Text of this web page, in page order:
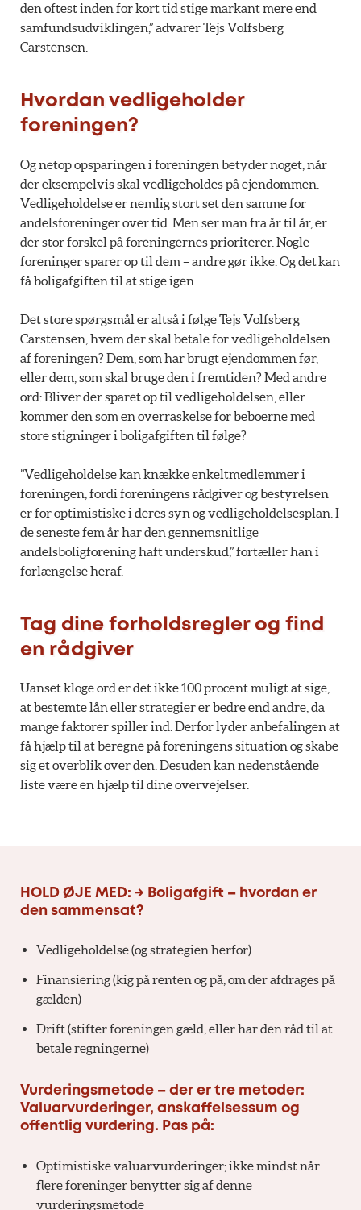
den oftest inden for kort tid stige markant mere end
samfundsudviklingen,” advarer Tejs Volfsberg
Carstensen.
Hvordan vedligeholder
foreningen?
Og netop opsparingen i foreningen betyder noget, når
der eksempelvis skal vedligeholdes på ejendommen.
Vedligeholdelse er nemlig stort set den samme for
andelsforeninger over tid. Men ser man fra år til år, er
der stor forskel på foreningernes prioriterer. Nogle
foreninger sparer op til dem – andre gør ikke. Og det kan
få boligafgiften til at stige igen.
Det store spørgsmål er altså i følge Tejs Volfsberg
Carstensen, hvem der skal betale for vedligeholdelsen
af foreningen? Dem, som har brugt ejendommen før,
eller dem, som skal bruge den i fremtiden? Med andre
ord: Bliver der sparet op til vedligeholdelsen, eller
kommer den som en overraskelse for beboerne med
store stigninger i boligafgiften til følge?
”Vedligeholdelse kan knække enkeltmedlemmer i
foreningen, fordi foreningens rådgiver og bestyrelsen
er for optimistiske i deres syn og vedligeholdelsesplan. I
de seneste fem år har den gennemsnitlige
andelsboligforening haft underskud,” fortæller han i
forlængelse heraf.
Tag dine forholdsregler og find
en rådgiver
Uanset kloge ord er det ikke 100 procent muligt at sige,
at bestemte lån eller strategier er bedre end andre, da
mange faktorer spiller ind. Derfor lyder anbefalingen at
få hjælp til at beregne på foreningens situation og skabe
sig et overblik over den. Desuden kan nedenstående
liste være en hjælp til dine overvejelser.
HOLD ØJE MED: → Boligafgift – hvordan er
den sammensat?
Vedligeholdelse (og strategien herfor)
Finansiering (kig på renten og på, om der afdrages på
gælden)
Drift (stifter foreningen gæld, eller har den råd til at
betale regningerne)
Vurderingsmetode – der er tre metoder:
Valuarvurderinger, anskaffelsessum og
offentlig vurdering. Pas på:
Optimistiske valuarvurderinger; ikke mindst når
flere foreninger benytter sig af denne
vurderingsmetode